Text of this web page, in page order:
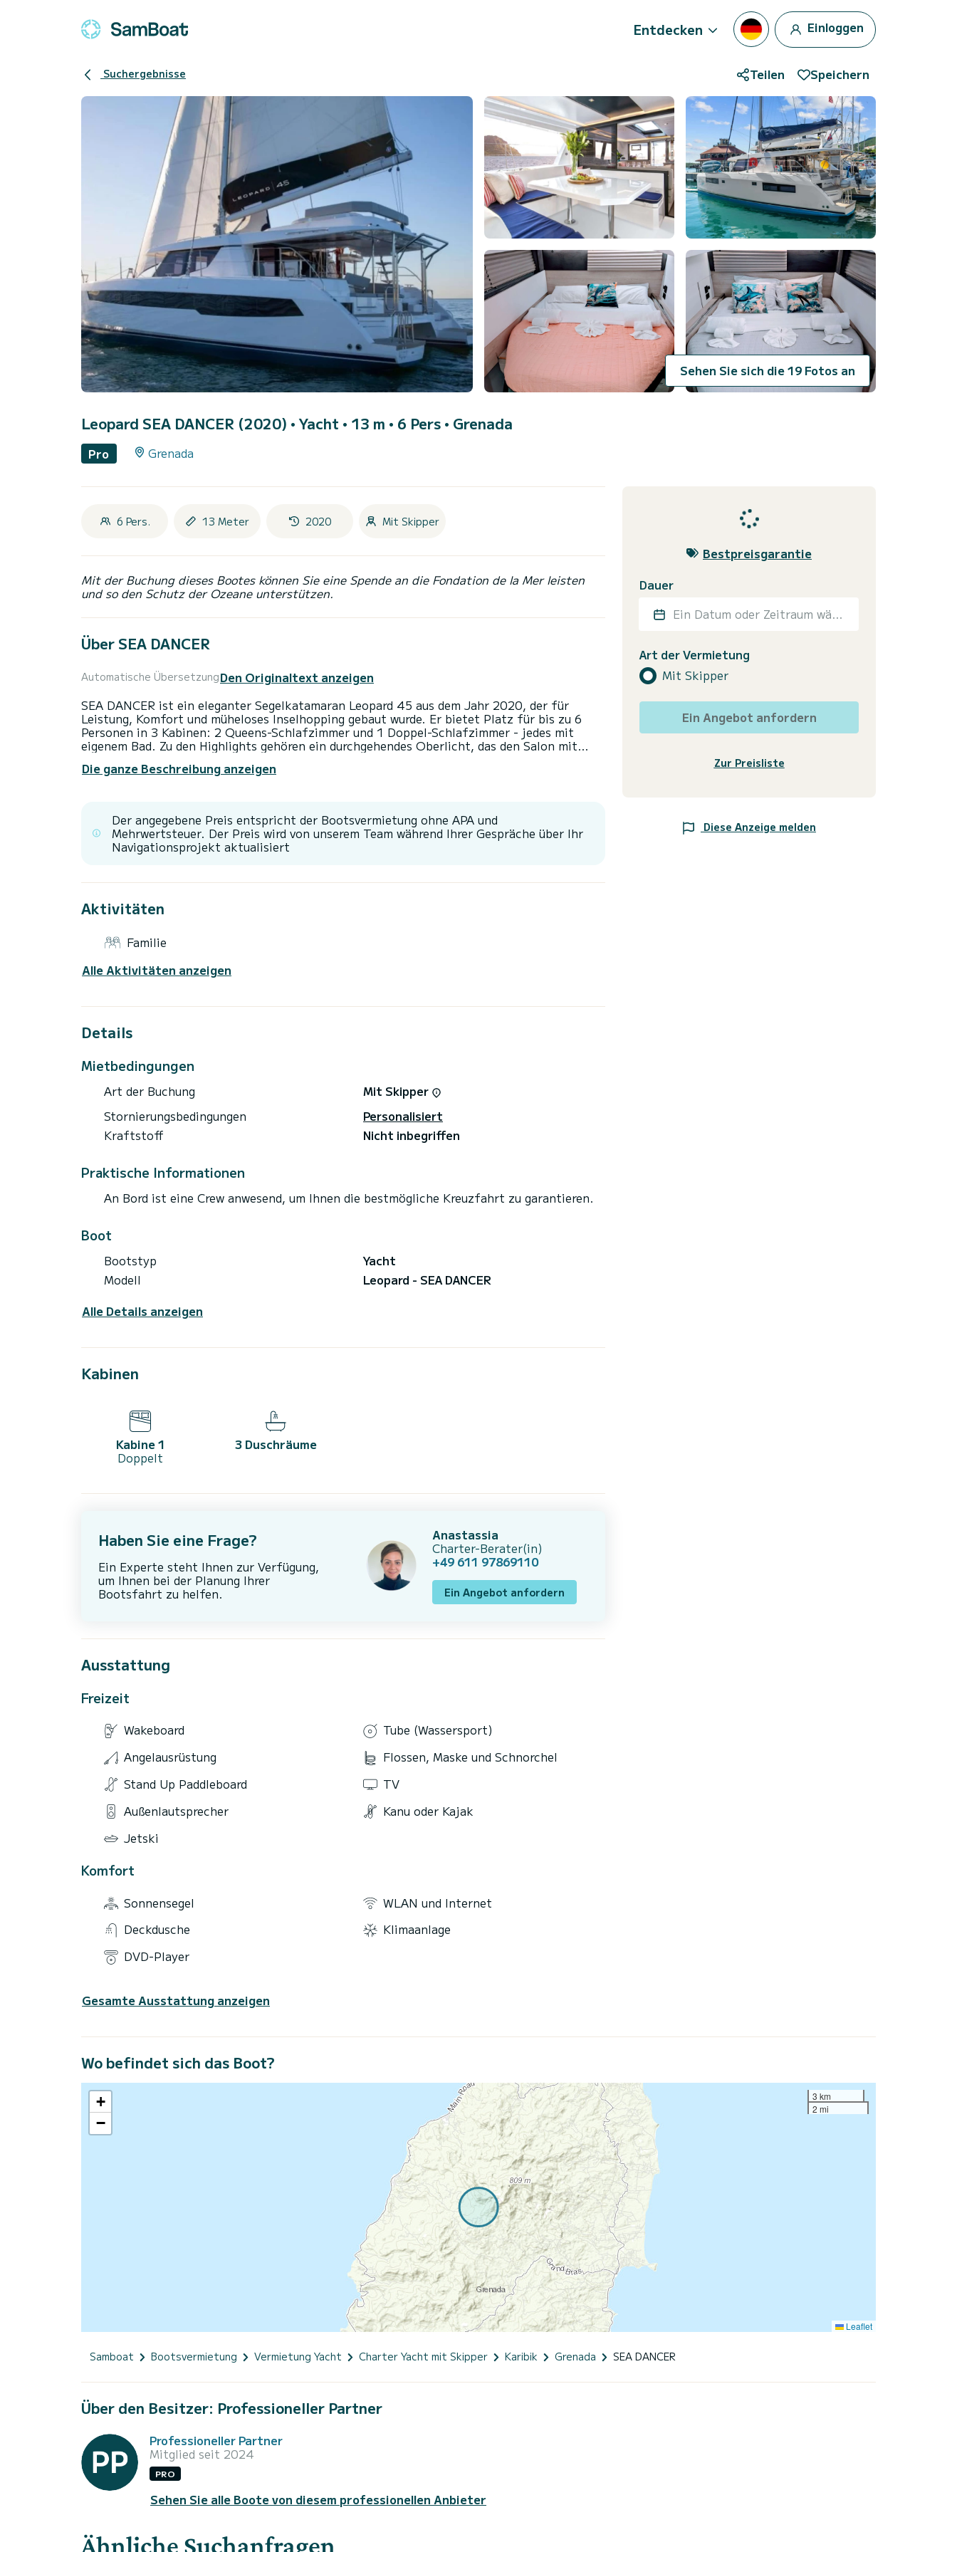
Entdecken Einloggen
Suchergebnisse Teilen Speichern
Sehen Sie sich die 19 Fotos an
Leopard SEA DANCER (2020) • Yacht • 13 m • 6 Pers • Grenada
Pro Grenada
6 Pers. 13 Meter 2020 Mit Skipper
Mit der Buchung dieses Bootes können Sie eine Spende an die Fondation de la Mer leisten
und so den Schutz der Ozeane unterstützen.
Über SEA DANCER
Automatische ÜbersetzungDen Originaltext anzeigen
SEA DANCER ist ein eleganter Segelkatamaran Leopard 45 aus dem Jahr 2020, der für
Leistung, Komfort und müheloses Inselhopping gebaut wurde. Er bietet Platz für bis zu 6
Personen in 3 Kabinen: 2 Queens-Schlafzimmer und 1 Doppel-Schlafzimmer - jedes mit
eigenem Bad. Zu den Highlights gehören ein durchgehendes Oberlicht, das den Salon mit
(beeinflusst vom Leopard 50) für morgendliche Brisen beim Kaffeetrinken, Toasts zum
Fahrt. Umweltfreundliche Details sorgen für ein leichteres Erlebnis auf See - Nachfüllbare,
riff-freundliche Annehmlichkeiten, Recycling und Solarunterstützung zur Reduzierung der
Generatorzeit. Schnell, stabil und durchdacht gestaltet - SEA DANCER segelt intelligent und
Die ganze Beschreibung anzeigen
Der angegebene Preis entspricht der Bootsvermietung ohne APA und
Mehrwertsteuer. Der Preis wird von unserem Team während Ihrer Gespräche über Ihr
Navigationsprojekt aktualisiert
Aktivitäten
Familie
Alle Aktivitäten anzeigen
Details
Mietbedingungen
Art der Buchung
Mit Skipper
Stornierungsbedingungen
Personalisiert
Kraftstoff
Nicht inbegriffen
Praktische Informationen
An Bord ist eine Crew anwesend, um Ihnen die bestmögliche Kreuzfahrt zu garantieren.
Boot
Bootstyp
Yacht
Modell
Leopard - SEA DANCER
Alle Details anzeigen
Kabinen
Kabine 1
Doppelt
3 Duschräume
Haben Sie eine Frage?
Ein Experte steht Ihnen zur Verfügung,
um Ihnen bei der Planung Ihrer
Bootsfahrt zu helfen.
Anastassia
Charter-Berater(in)
+49 611 97869110
Ein Angebot anfordern
Ausstattung
Freizeit
Wakeboard
Tube (Wassersport)
Angelausrüstung
Flossen, Maske und Schnorchel
Stand Up Paddleboard
TV
Außenlautsprecher
Kanu oder Kajak
Jetski
Komfort
Sonnensegel
WLAN und Internet
Deckdusche
Klimaanlage
DVD-Player
Gesamte Ausstattung anzeigen
Bestpreisgarantie
Dauer
Ein Datum oder Zeitraum wählen
Art der Vermietung
Mit Skipper
Ein Angebot anfordern
Zur Preisliste
Diese Anzeige melden
Wo befindet sich das Boot?
+
−
3 km
2 mi
Leaflet
Samboat Bootsvermietung Vermietung Yacht Charter Yacht mit Skipper Karibik Grenada SEA DANCER
Über den Besitzer: Professioneller Partner
Professioneller Partner
Mitglied seit 2024
PRO
Sehen Sie alle Boote von diesem professionellen Anbieter
Ähnliche Suchanfragen